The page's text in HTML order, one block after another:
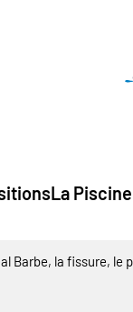
La
Barbe, la fissure, le